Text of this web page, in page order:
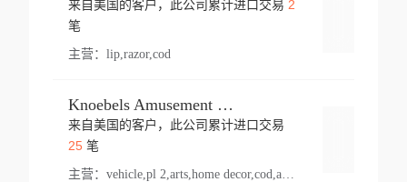
来自美国的客户，此公司累计进口交易 2
笔
主营： lip,razor,cod
Knoebels Amusement Resort
来自美国的客户，此公司累计进口交易
25笔
主营： vehicle,pl 2,arts,home decor,cod,amusement ride,sea